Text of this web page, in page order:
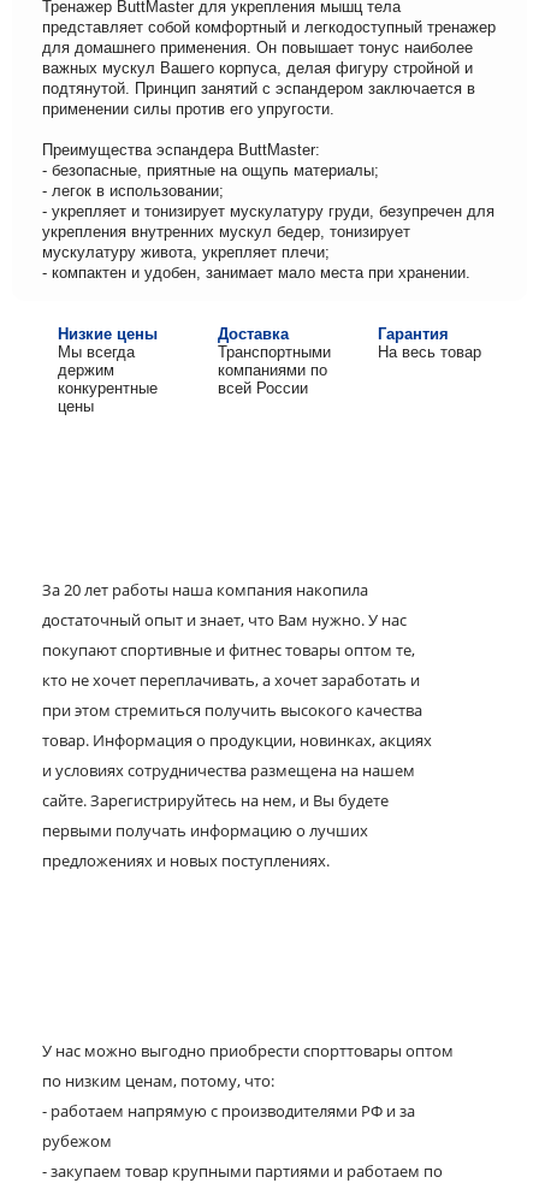
Тренажер ButtMaster для укрепления мышц тела
представляет собой комфортный и легкодоступный тренажер
для домашнего применения. Он повышает тонус наиболее
важных мускул Вашего корпуса, делая фигуру стройной и
подтянутой. Принцип занятий с эспандером заключается в
применении силы против его упругости.
Преимущества эспандера ButtMaster:
- безопасные, приятные на ощупь материалы;
- легок в использовании;
- укрепляет и тонизирует мускулатуру груди, безупречен для
укрепления внутренних мускул бедер, тонизирует
мускулатуру живота, укрепляет плечи;
- компактен и удобен, занимает мало места при хранении.
Низкие цены
Мы всегда
держим
конкурентные
цены
Доставка
Транспортными
компаниями по
всей России
Гарантия
На весь товар
За 20 лет работы наша компания накопила
достаточный опыт и знает, что Вам нужно. У нас
покупают спортивные и фитнес товары оптом те,
кто не хочет переплачивать, а хочет заработать и
при этом стремиться получить высокого качества
товар. Информация о продукции, новинках, акциях
и условиях сотрудничества размещена на нашем
сайте. Зарегистрируйтесь на нем, и Вы будете
первыми получать информацию о лучших
предложениях и новых поступлениях.
У нас можно выгодно приобрести спорттовары оптом
по низким ценам, потому, что:
- работаем напрямую с производителями РФ и за
рубежом
- закупаем товар крупными партиями и работаем по